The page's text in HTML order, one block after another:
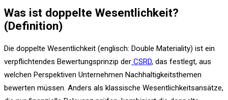
Was ist doppelte Wesentlichkeit?
(Definition)
Die doppelte Wesentlichkeit (englisch: Double Materiality) ist ein
verpflichtendes Bewertungsprinzip der CSRD, das festlegt, aus
welchen Perspektiven Unternehmen Nachhaltigkeitsthemen
bewerten müssen. Anders als klassische Wesentlichkeitsansätze,